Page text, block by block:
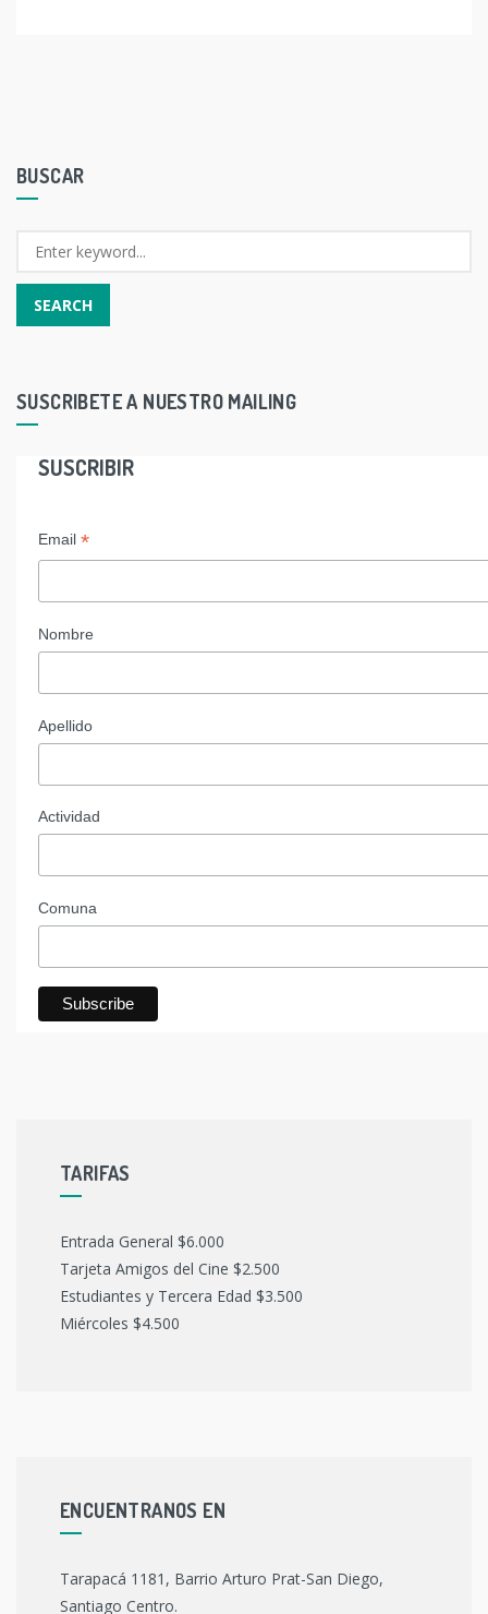
BUSCAR
SUSCRIBETE A NUESTRO MAILING
SUSCRIBIR
Email *
Nombre
Apellido
Actividad
Comuna
TARIFAS
Entrada General $6.000
Tarjeta Amigos del Cine $2.500
Estudiantes y Tercera Edad $3.500
Miércoles $4.500
ENCUENTRANOS EN
Tarapacá 1181, Barrio Arturo Prat-San Diego,
Santiago Centro.